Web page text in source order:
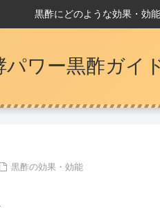
黒酢にどのような効果・効
パワー黒酢ガイ
黒酢の効果・効能